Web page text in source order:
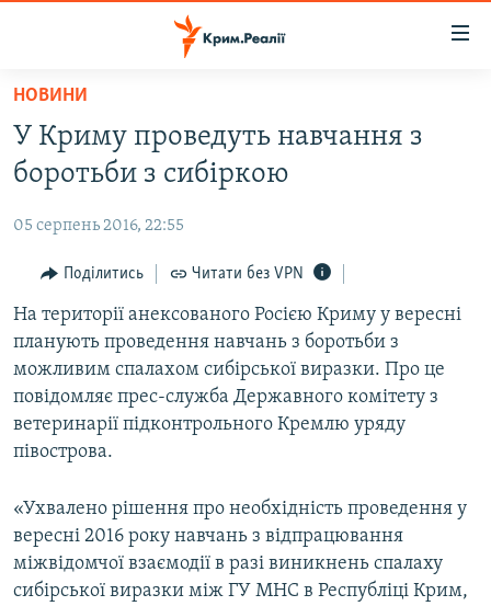
Перейти
основного
матеріалу
Перейти
до
навігації
Перейти
до
пошуку
ВОДА.КРИМ
ВІДЕО ТА ФОТО
ПОЛІТИКА
БЛОГИ
ПОГЛЯД
ІНТЕРВ'Ю
ВСЕ ЗА ДЕНЬ
СПЕЦПРОЕКТИ
ВІДЕОУРОКИ «ELIFBE»
СВІДЧЕННЯ ОКУПАЦІЇ
УКРАЇНСЬКА ПРОБЛЕМА КРИМУ
Русский
Qırımtatar
НОВИНИ
У Криму проведуть навчання з
боротьби з сибіркою
05 серпень 2016, 22:55
Поділитись Читати без VPN
На території анексованого Росією Криму у вересні
планують проведення навчань з боротьби з
можливим спалахом сибірської виразки. Про це
повідомляє прес-служба Державного комітету з
ветеринарії підконтрольного Кремлю уряду
півострова.
«Ухвалено рішення про необхідність проведення у
вересні 2016 року навчань з відпрацювання
міжвідомчої взаємодії в разі виникнень спалаху
сибірської виразки між ГУ МНС в Республіці Крим,